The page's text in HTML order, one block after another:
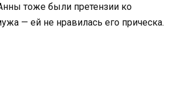
тоже были претензии ко
— ей не нравилась его прическа.